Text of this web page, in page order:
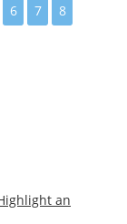
6 7
8
an